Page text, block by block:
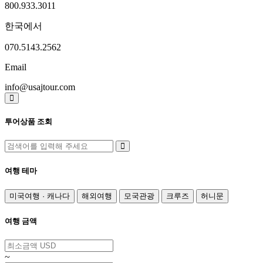
800.933.3011
한국에서
070.5143.2562
Email
info@usajtour.com
투어상품 조회
여행 테마
미국여행 · 캐나다 해외여행 모국관광 크루즈 허니문
여행 금액
~